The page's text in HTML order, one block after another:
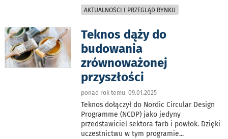
AKTUALNOŚCI I PRZEGLĄD RYNKU
Teknos dąży do
budowania
zrównoważonej
przyszłości
ponad rok temu 09.01.2025
Teknos dołączył do Nordic Circular Design
Programme (NCDP) jako jedyny
przedstawiciel sektora farb i powłok. Dzięki
uczestnictwu w tym programie...